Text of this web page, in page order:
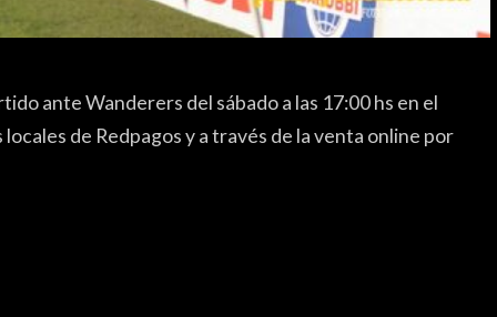
ante Wanderers del sábado a las 17:00 hs en el
de Redpagos y a través de la venta online por